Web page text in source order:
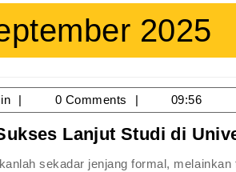
2025
admin0 Comments 09:56
Lanjut Studi di